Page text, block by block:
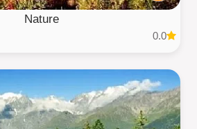
Nature
0.0